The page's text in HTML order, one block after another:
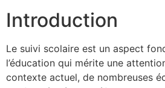
Introduction
Le suivi scolaire est un aspect
l’éducation qui mérite une
contexte actuel, de nombreuses